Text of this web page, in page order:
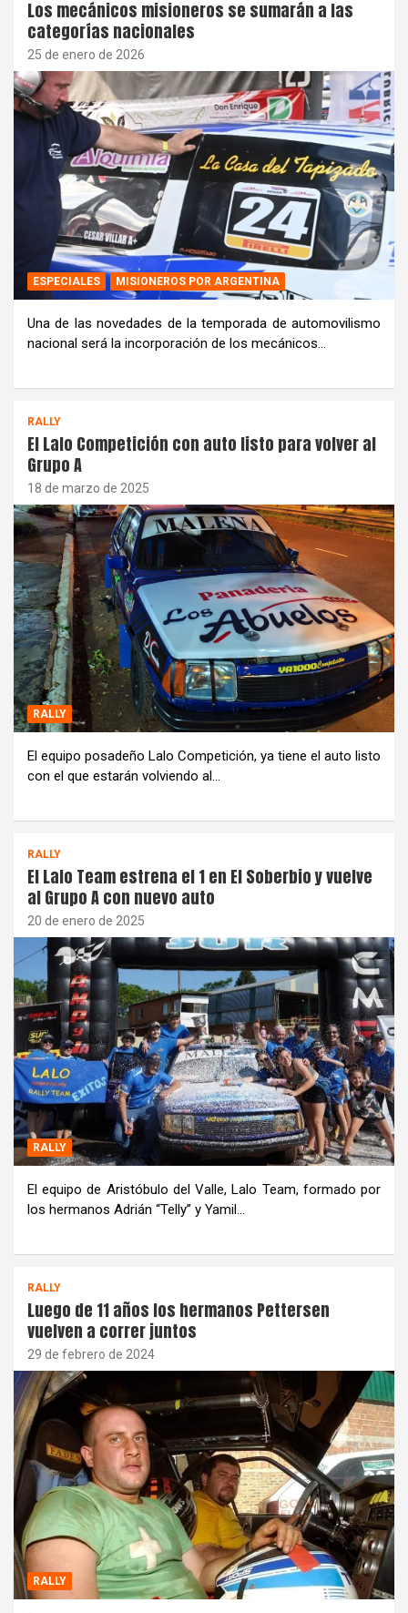
Los mecánicos misioneros se sumarán a las
categorías nacionales
25 de enero de 2026
ESPECIALES MISIONEROS POR ARGENTINA
Una de las novedades de la temporada de automovilismo
nacional será la incorporación de los mecánicos…
RALLY
El Lalo Competición con auto listo para volver al
Grupo A
18 de marzo de 2025
RALLY
El equipo posadeño Lalo Competición, ya tiene el auto listo
con el que estarán volviendo al…
RALLY
El Lalo Team estrena el 1 en El Soberbio y vuelve
al Grupo A con nuevo auto
20 de enero de 2025
RALLY
El equipo de Aristóbulo del Valle, Lalo Team, formado por
los hermanos Adrián “Telly” y Yamil…
RALLY
Luego de 11 años los hermanos Pettersen
vuelven a correr juntos
29 de febrero de 2024
RALLY